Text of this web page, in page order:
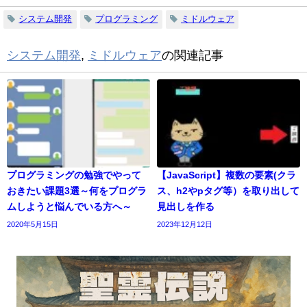
システム開発 プログラミング ミドルウェア
システム開発, ミドルウェアの関連記事
プログラミングの勉強でやって
おきたい課題3選～何をプログラ
ムしようと悩んでいる方へ～
2020年5月15日
【JavaScript】複数の要素(クラ
ス、h2やpタグ等）を取り出して
見出しを作る
2023年12月12日